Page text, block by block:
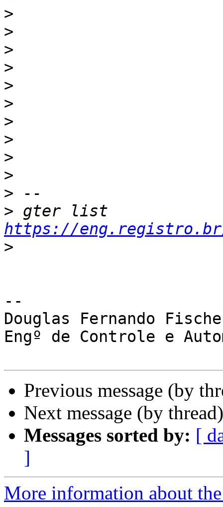
>
>
>
>
>
>
>
>
>
>
>
>
https://
>
--
Douglas Fernando
Engº de Controle e
Previous message (by
Next message (by
Messages sorted by: [
]
More information about